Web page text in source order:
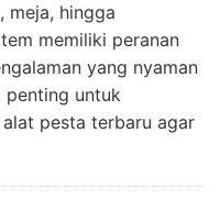
meja, hingga
memiliki peranan
yang nyaman
penting untuk
pesta terbaru agar